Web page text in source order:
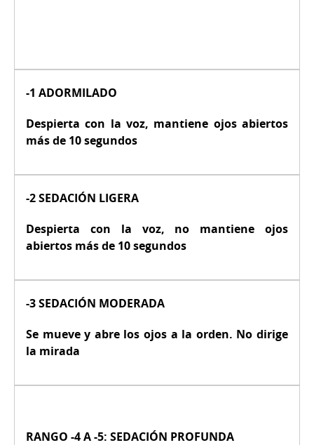
-1 ADORMILADO
Despierta con la voz, mantiene ojos abiertos
más de 10 segundos
-2 SEDACIÓN LIGERA
Despierta con la voz, no mantiene ojos
abiertos más de 10 segundos
-3 SEDACIÓN MODERADA
Se mueve y abre los ojos a la orden. No dirige
la mirada
RANGO -4 A -5: SEDACIÓN PROFUNDA